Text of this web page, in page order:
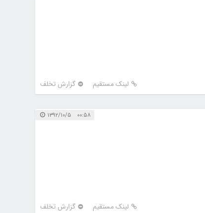
لینک مستقیم گزارش تخلف
۰۰:۵۸ ۱۳۹۲/۱۰/۵
لینک مستقیم گزارش تخلف